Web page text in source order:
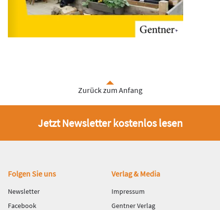
Zurück zum Anfang
Jetzt Newsletter kostenlos lesen
Fußbereich
Folgen Sie uns
Newsletter
Facebook
Verlag & Media
Impressum
Gentner Verlag